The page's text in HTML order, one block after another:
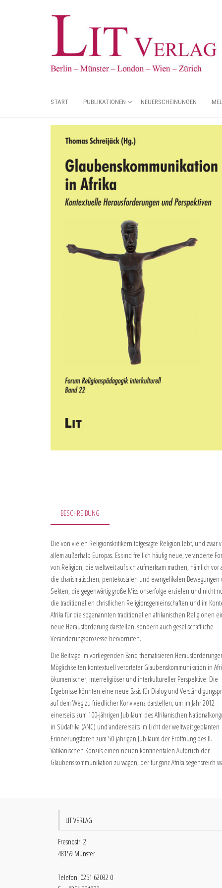
START PUBLIKATIONEN NEUERSCHEINUNGEN
BESCHREIBUNG
Die von vielen Religionskritikern totgesagte Religion lebt, und zwar
allem außerhalb Europas. Es sind freilich häufig neue, veränderte
von Religion, die weltweit auf sich aufmerksam machen, nämlich vor
die charismatischen, pentekostalen und evangelikalen
Sekten, die gegenwärtig große Missionserfolge erzielen und nicht
die traditionellen christlichen Religionsgemeinschaften und im
Afrika für die sogenannten traditionellen afrikanischen Religionen
neue Herausforderung darstellen, sondern auch gesellschaftliche
Veränderungsprozesse hervorrufen.
Die Beiträge im vorliegenden Band thematisieren
Möglichkeiten kontextuell verorteter Glaubenskommunikation in
ökumenischer, interreligiöser und interkultureller Perspektive. Die
Ergebnisse könnten eine neue Basis für Dialog und
auf dem Weg zu friedlicher Konvivenz darstellen, um im Jahr 2012
einerseits zum 100-jährigen Jubiläum des Afrikanischen
in Südafrika (ANC) und andererseits im Licht der weltweit geplanten
Erinnerungsforen zum 50-jährigen Jubiläum der Eröffnung des II.
Vatikanischen Konzils einen neuen kontinentalen Aufbruch der
Glaubenskommunikation zu wagen, der für ganz Afrika segensreich
LIT VERLAG
Fresnostr. 2
48159 Münster
Telefon: 0251 62032 0